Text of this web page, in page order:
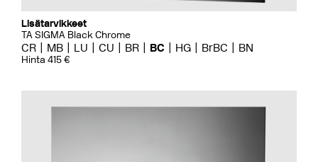
Lisätarvikkeet
TA SIGMA Black Chrome
CR MB LU CU BR BC HG BrBC BN
Hinta 415 €